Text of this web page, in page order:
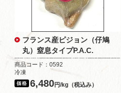
フランス産ピジョン（仔鳩
丸）窒息タイプP.A.C.
商品コード：0592
冷凍
6,480円/kg（税込み）